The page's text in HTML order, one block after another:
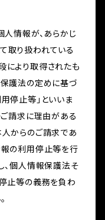
人情報が、あらかじ
取り扱われている
により取得されたも
保護法の定めに基づ
停止等」といいま
ご請求に理由がある
からのご請求であ
報の利用停止等を行
、個人情報保護法そ
止等の義務を負わ